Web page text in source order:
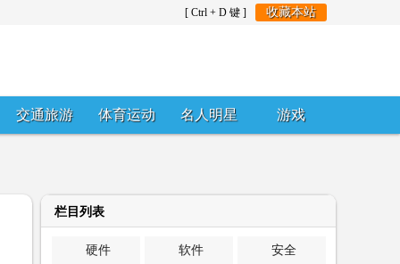
[ Ctrl + D 键 ] 收藏本站
交通旅游 体育运动 名人明星 游戏
栏目列表
硬件 软件 安全